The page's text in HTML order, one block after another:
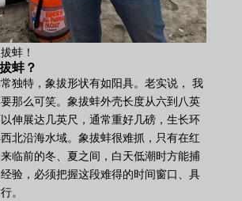
蚌！
蚌？
独特，象拔形状有如阳具。老实说， 我
那么可笑。象拔蚌外壳长度从六到八英
伸展达几英尺，通常重好几磅，生长环
北沿海水域。象拔蚌很难抓，只有在红
临前的冬、夏之间，白天低潮时方能捕
验，必须把握这段难得的时间窗口、具
。